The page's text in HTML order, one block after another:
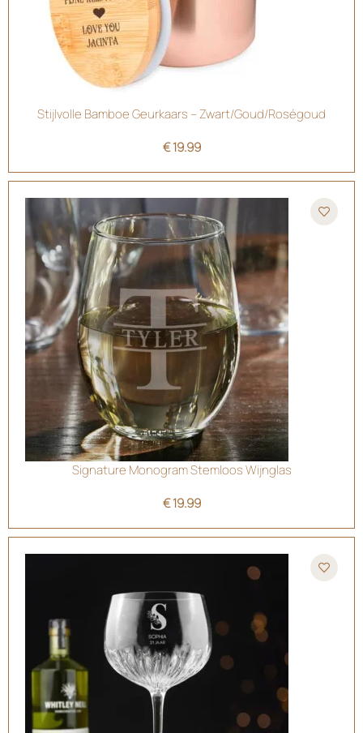
Stijlvolle Bamboe Geurkaars – Zwart/Goud/Roségoud
€19.99
Signature Monogram Stemloos Wijnglas
€19.99